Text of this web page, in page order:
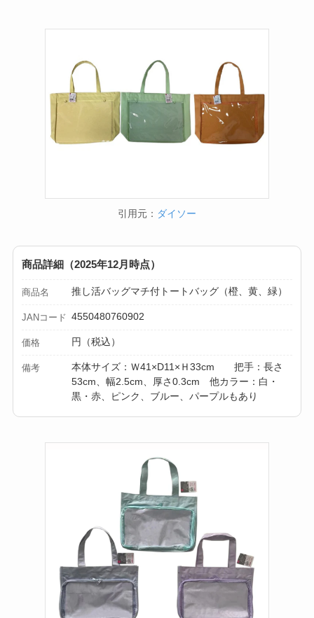
引用元： ダイソー
商品詳細（2025年12月時点）
商品名 推し活バッグマチ付トートバッグ（橙、黄、緑）
JANコード 4550480760902
価格 円（税込）
備考
本体サイズ：Ｗ41×D11×Ｈ33cm 把手：長さ
53cm、幅2.5cm、厚さ0.3cm 他カラー：白・
黒・赤、ピンク、ブルー、パープルもあり